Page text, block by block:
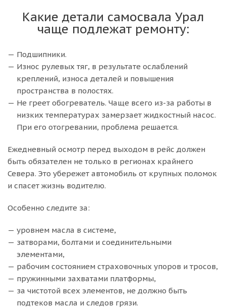
Какие детали самосвала Урал
чаще подлежат ремонту:
Подшипники.
Износ рулевых тяг, в результате ослаблений
креплений, износа деталей и повышения
пространства в полостях.
Не греет обогреватель. Чаще всего из-за работы в
низких температурах замерзает жидкостный насос.
При его отогревании, проблема решается.
Ежедневный осмотр перед выходом в рейс должен
быть обязателен не только в регионах крайнего
Севера. Это убережет автомобиль от крупных поломок
и спасет жизнь водителю.
Особенно следите за:
уровнем масла в системе,
затворами, болтами и соединительными
элементами,
рабочим состоянием страховочных упоров и тросов,
пружинными захватами платформы,
за чистотой всех элементов, не должно быть
подтеков масла и следов грязи.